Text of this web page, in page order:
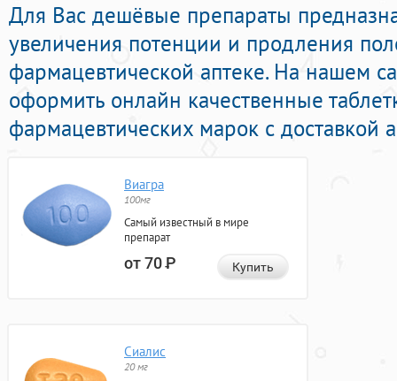
Для Вас дешёвые препараты
увеличения потенции и продления
фармацевтической аптеке. На нашем
оформить онлайн качественные
фармацевтических марок с доставкой
Виагра
100мг
Самый известный в мире
препарат
от 70Р Купить
Сиалис
20 мг